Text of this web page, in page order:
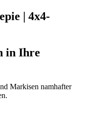
| 4x4-
in Ihre
Markisen namhafter